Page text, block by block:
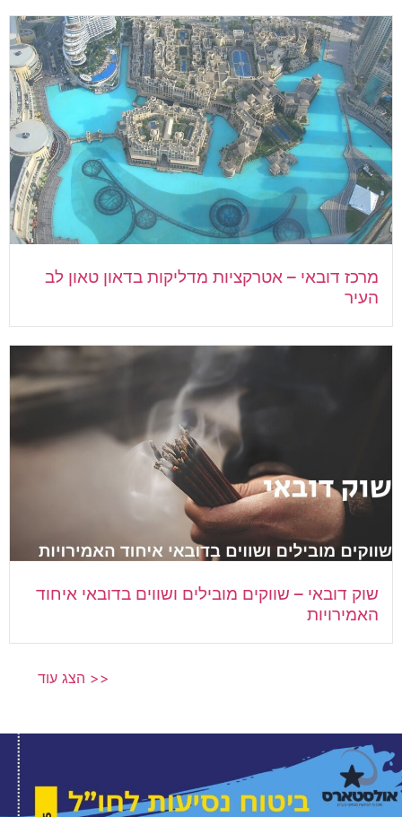
מרכז דובאי – אטרקציות מדליקות בדאון טאון לב
העיר
שוק דובאי – שווקים מובילים ושווים בדובאי איחוד
האמירויות
הצג עוד >>